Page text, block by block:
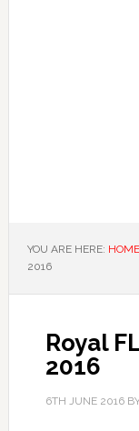
YOU ARE HERE: HOME
2016
Royal
2016
6TH JUNE 2016